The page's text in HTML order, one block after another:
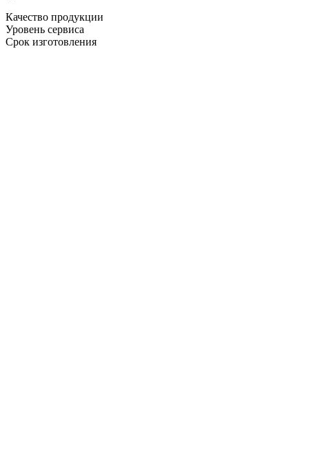
Качество продукции
Уровень сервиса
Срок изготовления